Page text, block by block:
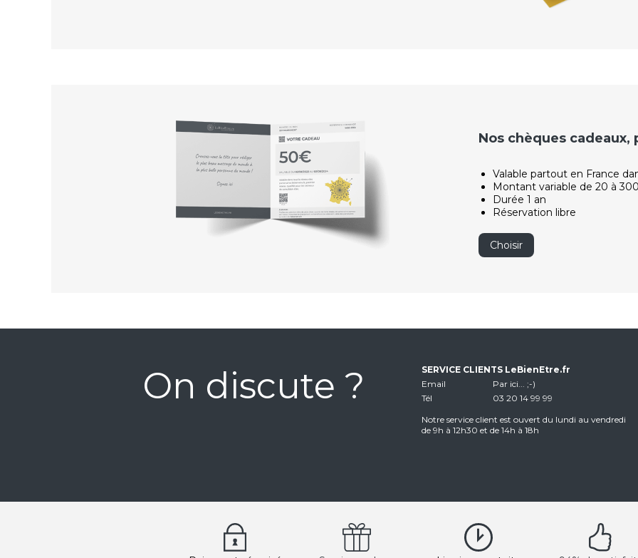
Nos chèques
Valable partout en France
Montant variable de 20 à
Durée 1 an
Réservation libre
Choisir
On discute ?
SERVICE CLIENTS LeBienEtre.fr
Email
Par ici... ;-)
Tél
03 20 14 99 99
Notre service client est ouvert du lundi au vendredi
de 9h à 12h30 et de 14h à 18h